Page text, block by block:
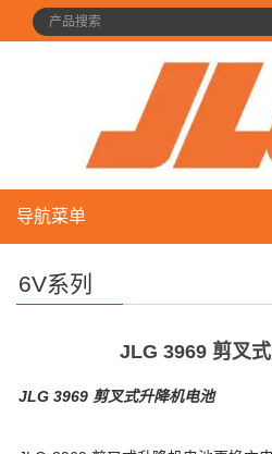
导航菜单
6V系列
JLG 3969 剪叉
JLG 3969 剪叉式升降机电池